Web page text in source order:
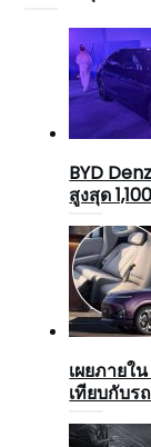
BYD
สูงสุด
เผยภายใ
เทียบกับร